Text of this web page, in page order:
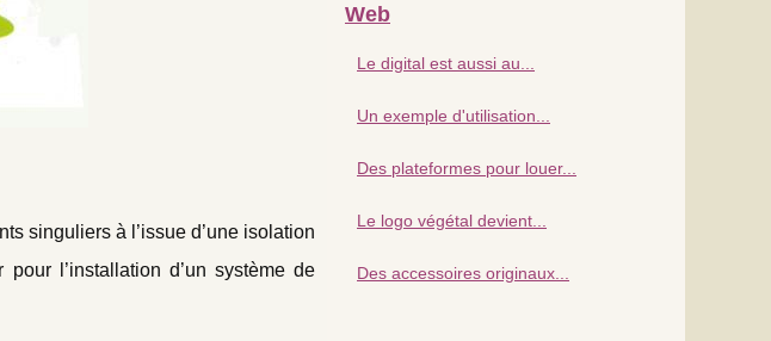
singuliers à l’issue d’une isolation
l’installation d’un système de
Web
Le digital est aussi au...
Un exemple d'utilisation...
Des plateformes pour louer...
Le logo végétal devient...
Des accessoires originaux...